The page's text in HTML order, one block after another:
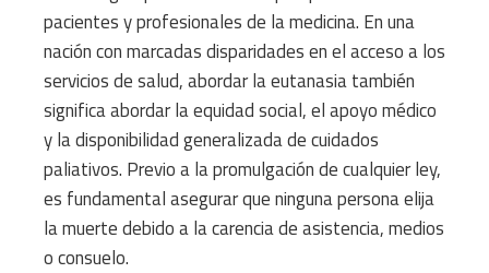
pacientes y profesionales de la medicina. En una
nación con marcadas disparidades en el acceso a los
servicios de salud, abordar la eutanasia también
significa abordar la equidad social, el apoyo médico
y la disponibilidad generalizada de cuidados
paliativos. Previo a la promulgación de cualquier ley,
es fundamental asegurar que ninguna persona elija
la muerte debido a la carencia de asistencia, medios
o consuelo.